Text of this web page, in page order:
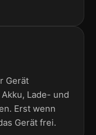
Gerät
Lade- und
Erst wenn
Gerät frei.